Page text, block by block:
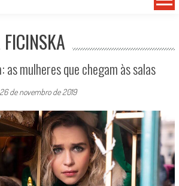
as mulheres que chegam às salas
26 de novembro de 2019